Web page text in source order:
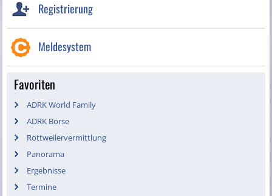
Registrierung
Meldesystem
Favoriten
ADRK World Family
ADRK Börse
Rottweilervermittlung
Panorama
Ergebnisse
Termine